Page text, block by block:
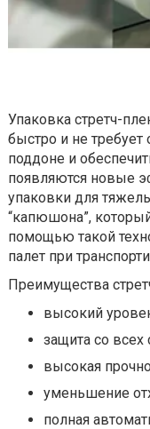
Упаковка стретч-
быстро и не
поддоне и
появляются новые
упаковки для
“капюшона”,
помощью такой
палет при
Преимущества
высокий
защита со всех
высокая
уменьшение
полная